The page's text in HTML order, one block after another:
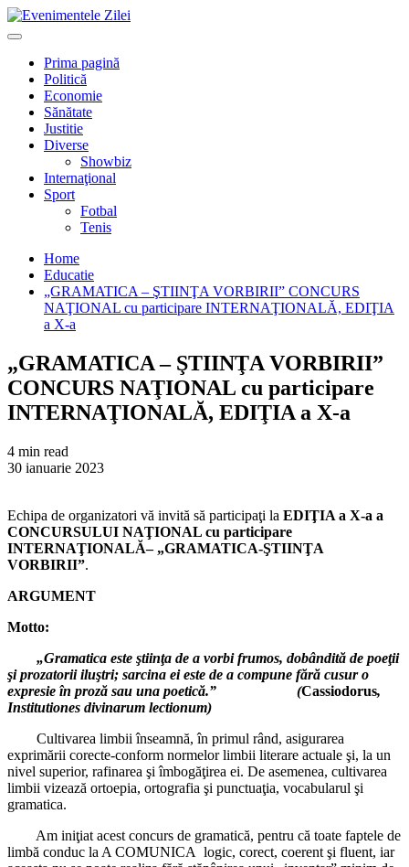
Mergi
la
Primary
Prima pagină
Politică
Economie
Sănătate
Justitie
Diverse
Showbiz
Internaţional
Sport
Fotbal
Tenis
Home
Educatie
„GRAMATICA – ŞTIINŢA VORBIRII” CONCURS
NAŢIONAL cu participare INTERNAŢIONALĂ, EDIŢIA
a X-a
„GRAMATICA – ŞTIINŢA VORBIRII”
CONCURS NAŢIONAL cu participare
INTERNAŢIONALĂ, EDIŢIA a X-a
4 min read
30 ianuarie 2023
Echipa de organizatori vă invită să participaţi la EDIŢIA a X-a a
CONCURSULUI NAŢIONAL cu participare
INTERNAŢIONALĂ– „GRAMATICA-ŞTIINŢA
VORBIRII”.
ARGUMENT
Motto:
„Gramatica este ştiinţa de a vorbi frumos, dobândită de poeţii
şi prozatorii iluştri; sarcina ei este de a compune fără cusur o
expresie în proză sau una poetică.” (Cassiodorus,
Institutiones divinarum lectionum)
Cultivarea limbii înseamnă, în primul rând, asigurarea
exprimării corecte-conform normelor limbii literare actuale şi, la un
nivel superior, rafinarea şi îmbogăţirea ei. De asemenea, cultivarea
limbii vizează ortoepia, ortografia şi punctuaţia, vocabularul şi
gramatica.
Am iniţiat acest concurs de gramatică, pentru că toate faptele de
limbă conduc la A COMUNICA logic, corect, coerent şi fluent, iar